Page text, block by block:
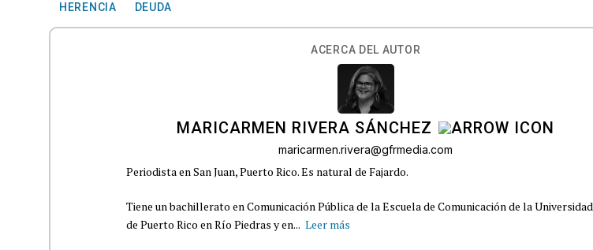
HERENCIA DEUDA
ACERCA DEL AUTOR
MARICARMEN RIVERA SÁNCHEZ
maricarmen.rivera@gfrmedia.com
Periodista en San Juan, Puerto Rico. Es natural de Fajardo.
Tiene un bachillerato en Comunicación Pública de la Escuela de Comunicación de la Universidad
de Puerto Rico en Río Piedras y en... Leer más